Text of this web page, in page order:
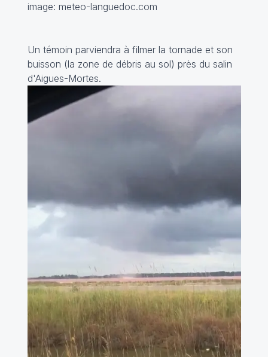
image: meteo-languedoc.com
Un témoin parviendra à filmer la tornade et son
buisson (la zone de débris au sol) près du salin
d'Aigues-Mortes.